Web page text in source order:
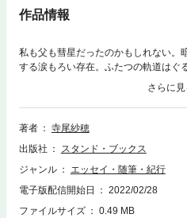
作品情報
私も父も彗星だったのかもしれない。
する涙もろい存在。ふたつの軌道はぐ
く少しだけ交わった。そんな気がし
い」父、娘たちのぬくもり、もう会え
て、母として、女として切実に生きる
怒りにも似た決意を持って綴る。闇か
んだ「二つの彗星」をはじめ、新聞、
で書いた文章の他に、大幅に書き下ろ
著者
寺尾紗穂
出版社
スタンド・ブックス
ジャンル
エッセイ・随筆・紀行
電子版配信開始日
2022/02/28
ファイルサイズ
0.49 MB